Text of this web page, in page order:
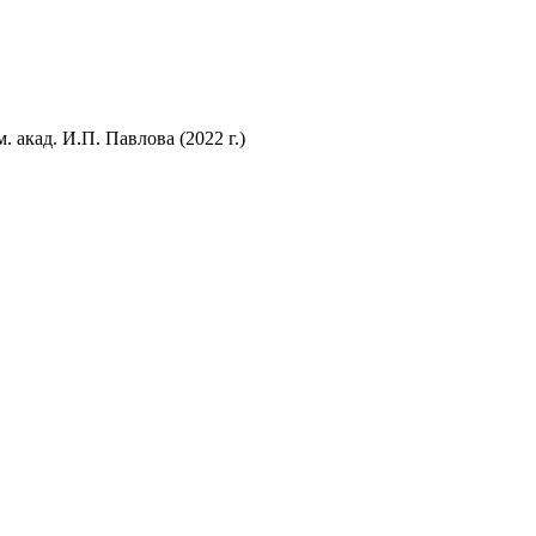
акад. И.П. Павлова (2022 г.)